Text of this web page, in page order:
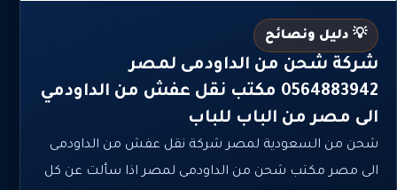
💡 دليل ونصائح
شركة شحن من الداودمى لمصر
0564883942 مكتب نقل عفش من الداودمي
الى مصر من الباب للباب
شحن من السعودية لمصر شركة نقل عفش من الداودمى
الى مصر مكتب شحن من الداودمى لمصر اذا سألت عن كل